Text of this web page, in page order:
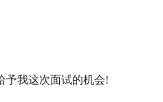
予我这次面试的机会!